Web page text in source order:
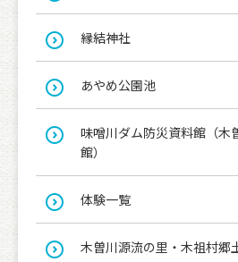
縁結神社
あやめ公園池
味噌川ダム防災資料館（木
館）
体験一覧
木曽川源流の里・木祖村郷